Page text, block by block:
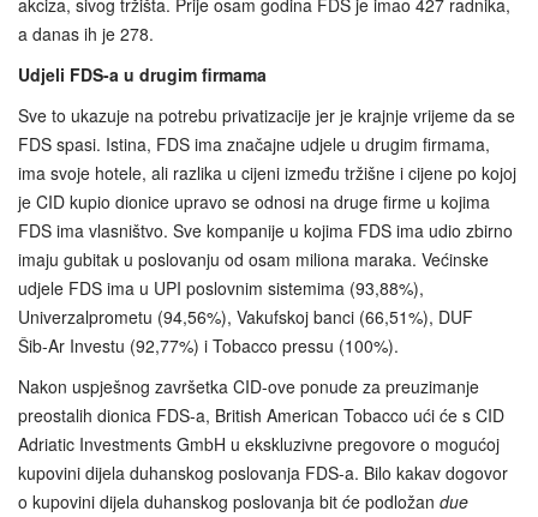
akciza, sivog tržišta. Prije osam godina FDS je imao 427 radnika,
a danas ih je 278.
Udjeli FDS-a u drugim firmama
Sve to ukazuje na potrebu privatizacije jer je krajnje vrijeme da se
FDS spasi. Istina, FDS ima značajne udjele u drugim firmama,
ima svoje hotele, ali razlika u cijeni između tržišne i cijene po kojoj
je CID kupio dionice upravo se odnosi na druge firme u kojima
FDS ima vlasništvo. Sve kompanije u kojima FDS ima udio zbirno
imaju gubitak u poslovanju od osam miliona maraka. Većinske
udjele FDS ima u UPI poslovnim sistemima (93,88%),
Univerzalprometu (94,56%), Vakufskoj banci (66,51%), DUF
Šib‑Ar Investu (92,77%) i Tobacco pressu (100%).
Nakon uspješnog završetka CID-ove ponude za preuzimanje
preostalih dionica FDS-a, British American Tobacco ući će s CID
Adriatic Investments GmbH u ekskluzivne pregovore o mogućoj
kupovini dijela duhanskog poslovanja FDS-a. Bilo kakav dogovor
o kupovini dijela duhanskog poslovanja bit će podložan due